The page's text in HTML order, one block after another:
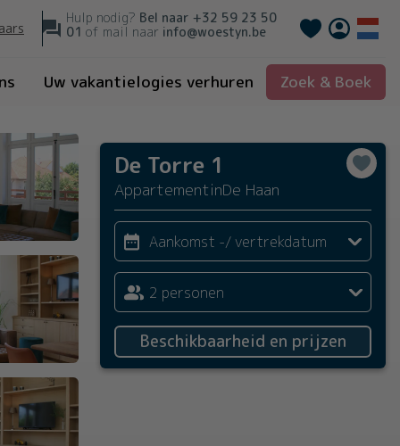
Hulp nodig? Bel naar +32 59 23 50
01 of mail naar info@woestyn.be
Français
Uw vakantielogies verhuren Zoek & Boek
De Torre 1
AppartementinDe Haan
Aankomst -/ vertrekdatum
2 personen
Beschikbaarheid en prijzen